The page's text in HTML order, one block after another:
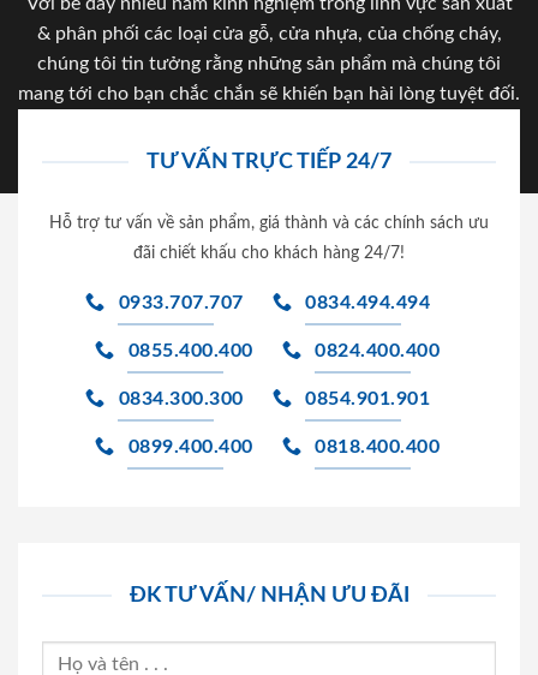
Với bề dày nhiều năm kinh nghiệm trong lĩnh vực sản xuất
& phân phối các loại cửa gỗ, cửa nhựa, của chống cháy,
chúng tôi tin tưởng rằng những sản phẩm mà chúng tôi
mang tới cho bạn chắc chắn sẽ khiến bạn hài lòng tuyệt đối.
TƯ VẤN TRỰC TIẾP 24/7
Hỗ trợ tư vấn về sản phẩm, giá thành và các chính sách ưu
đãi chiết khấu cho khách hàng 24/7!
0933.707.707 0834.494.494
0855.400.400 0824.400.400
0834.300.300 0854.901.901
0899.400.400 0818.400.400
ĐK TƯ VẤN/ NHẬN ƯU ĐÃI